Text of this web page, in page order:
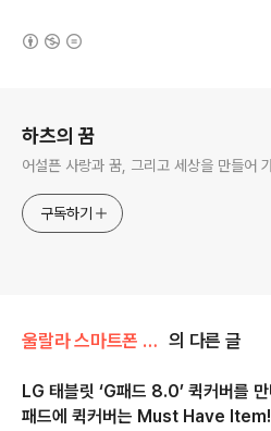
하츠의 꿈
어설픈 사랑과 꿈, 그리고 세상을 만들어
구독하기
울랄라 스마트폰 리뷰 의 다른 글
LG 태블릿 ‘G패드 8.0’ 퀵커버를 만
패드에 퀵커버는 Must Have Item!